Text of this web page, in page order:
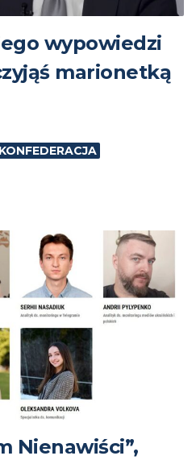
wypowiedzi
marionetką
KONFEDERACJA
Nienawiści”,